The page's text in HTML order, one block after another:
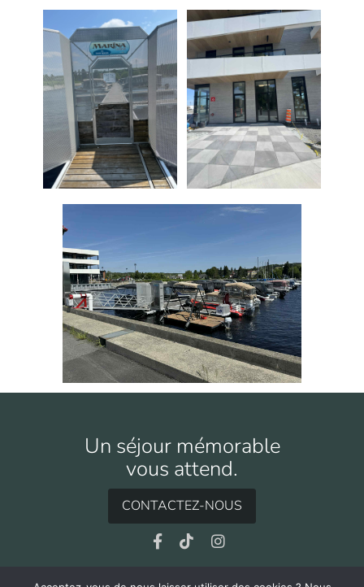
Un séjour mémorable
vous attend.
CONTACTEZ-NOUS
Facebook
TikTok